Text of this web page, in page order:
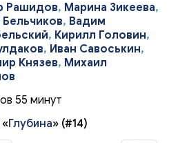
Рашидов, Марина Зикеева,
, Вадим
, Кирилл Головин,
, Иван Савоськин,
Князев, Михаил
55 минут
«Глубина» (#14)